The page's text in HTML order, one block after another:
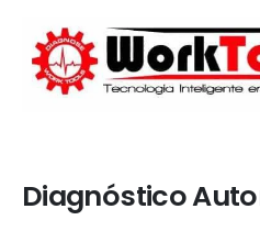
Diagnóstico